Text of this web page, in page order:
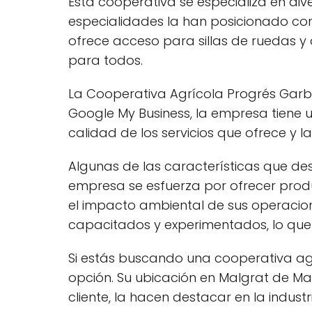
especialidades la han posicionado
ofrece acceso para sillas de ruedas
para todos.
La Cooperativa Agrícola Progrés
Google My Business, la empresa
calidad de los servicios que ofrece y
Algunas de las características que
empresa se esfuerza por ofrecer
el impacto ambiental de sus
capacitados y experimentados, lo
Si estás buscando una cooperativa
opción. Su ubicación en Malgrat de
cliente, la hacen destacar en la